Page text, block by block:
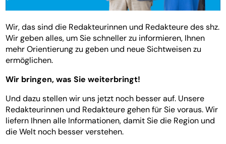
Wir, das sind die Redakteurinnen und Redakteure des shz.
Wir geben alles, um Sie schneller zu informieren, Ihnen
mehr Orientierung zu geben und neue Sichtweisen zu
ermöglichen.
Wir bringen, was Sie weiterbringt!
Und dazu stellen wir uns jetzt noch besser auf. Unsere
Redakteurinnen und Redakteure gehen für Sie voraus. Wir
liefern Ihnen alle Informationen, damit Sie die Region und
die Welt noch besser verstehen.